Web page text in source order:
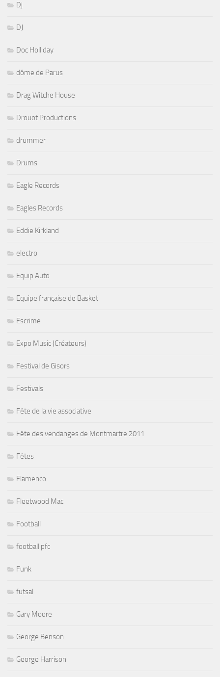
Dj
DJ
Doc Holliday
dôme de Parus
Drag Witche House
Drouot Productions
drummer
Drums
Eagle Records
Eagles Records
Eddie Kirkland
electro
Equip Auto
Equipe française de Basket
Escrime
Expo Music (Créateurs)
Festival de Gisors
Festivals
Fête de la vie associative
Fête des vendanges de Montmartre 2011
Fêtes
Flamenco
Fleetwood Mac
Football
football pfc
Funk
futsal
Gary Moore
George Benson
George Harrison